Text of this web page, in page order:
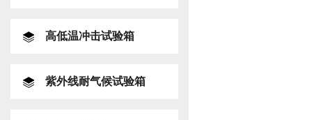
高低温冲击试验箱
紫外线耐气候试验箱